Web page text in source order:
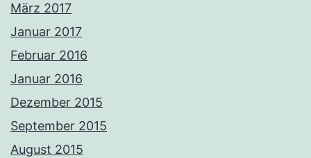
März 2017
Januar 2017
Februar 2016
Januar 2016
Dezember 2015
September 2015
August 2015